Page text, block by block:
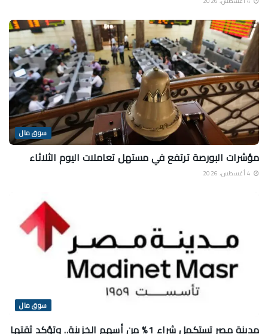
سوق مال
مؤشرات البورصة ترتفع في مستهل تعاملات اليوم الثلاثاء
سوق مال
مدينة مصر تستكمل شراء 1% من أسهم الخزينة.. وتؤكد ثقتها